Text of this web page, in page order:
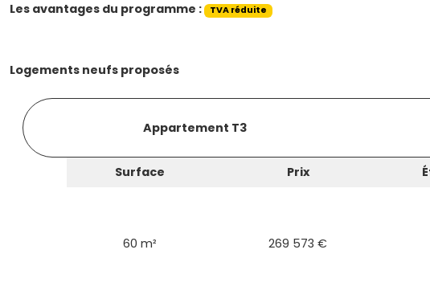
Les avantages du programme : TVA réduite
Logements neufs proposés
Appartement T3
Surface Prix
60 m² 269 573 €